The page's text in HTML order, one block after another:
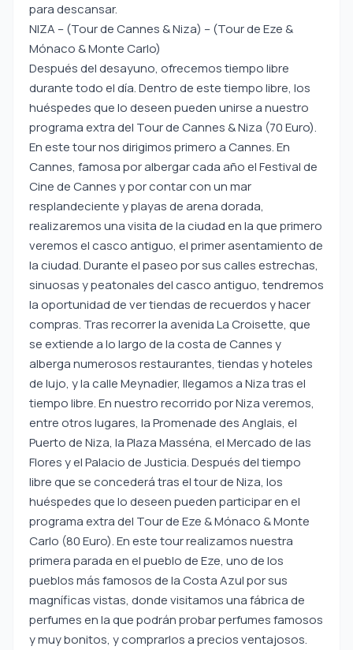
para descansar.
NIZA – (Tour de Cannes & Niza) – (Tour de Eze &
Mónaco & Monte Carlo)
Después del desayuno, ofrecemos tiempo libre
durante todo el día. Dentro de este tiempo libre, los
huéspedes que lo deseen pueden unirse a nuestro
programa extra del Tour de Cannes & Niza (70 Euro).
En este tour nos dirigimos primero a Cannes. En
Cannes, famosa por albergar cada año el Festival de
Cine de Cannes y por contar con un mar
resplandeciente y playas de arena dorada,
realizaremos una visita de la ciudad en la que primero
veremos el casco antiguo, el primer asentamiento de
la ciudad. Durante el paseo por sus calles estrechas,
sinuosas y peatonales del casco antiguo, tendremos
la oportunidad de ver tiendas de recuerdos y hacer
compras. Tras recorrer la avenida La Croisette, que
se extiende a lo largo de la costa de Cannes y
alberga numerosos restaurantes, tiendas y hoteles
de lujo, y la calle Meynadier, llegamos a Niza tras el
tiempo libre. En nuestro recorrido por Niza veremos,
entre otros lugares, la Promenade des Anglais, el
Puerto de Niza, la Plaza Masséna, el Mercado de las
Flores y el Palacio de Justicia. Después del tiempo
libre que se concederá tras el tour de Niza, los
huéspedes que lo deseen pueden participar en el
programa extra del Tour de Eze & Mónaco & Monte
Carlo (80 Euro). En este tour realizamos nuestra
primera parada en el pueblo de Eze, uno de los
pueblos más famosos de la Costa Azul por sus
magníficas vistas, donde visitamos una fábrica de
perfumes en la que podrán probar perfumes famosos
y muy bonitos, y comprarlos a precios ventajosos.